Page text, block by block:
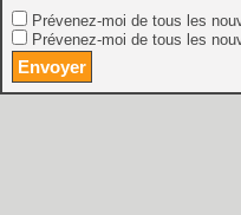
Prévenez-moi de tous les
Prévenez-moi de tous les